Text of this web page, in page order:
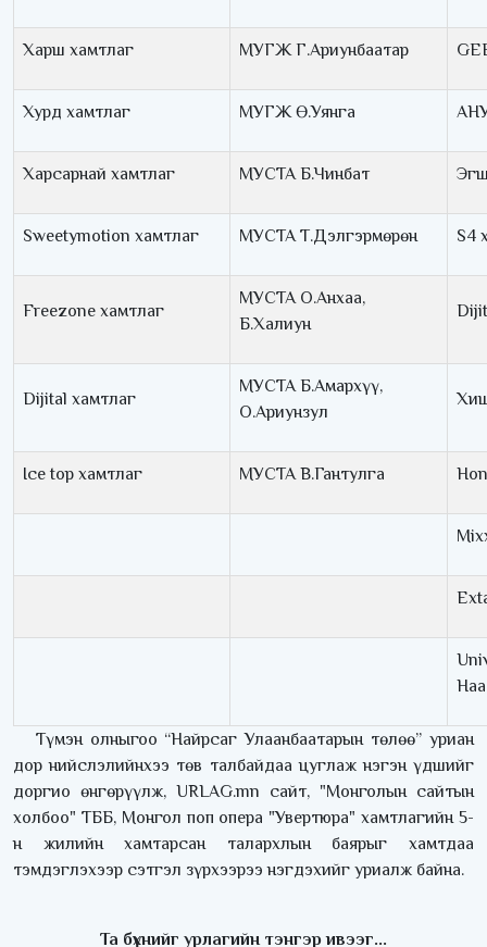
Харш хамтлаг МУГЖ Г.Ариунбаатар
Хурд хамтлаг МУГЖ Ө.Уянга
Харсарнай хамтлаг МУСТА Б.Чинбат
Sweetymotion хамтлаг МУСТА Т.Дэлгэрмөрөн S4
Freezone хамтлаг
МУСТА О.Анхаа,
Б.Халиун
Dijital хамтлаг
МУСТА Б.Амархүү,
О.Ариунзул
Ice top хамтлаг МУСТА В.Гантулга
Түмэн олныгоо “Найрсаг Улаанбаатарын төлөө” уриан
дор нийслэлийнхээ төв талбайдаа цуглаж нэгэн үдшийг
доргио өнгөрүүлж, URLAG.mn сайт, "Монголын сайтын
холбоо" ТББ, Монгол поп опера "Увертюра" хамтлагийн 5-
н жилийн хамтарсан талархлын баярыг хамтдаа
тэмдэглэхээр сэтгэл зүрхээрээ нэгдэхийг уриалж байна.
Та бүхнийг урлагийн тэнгэр ивээг...